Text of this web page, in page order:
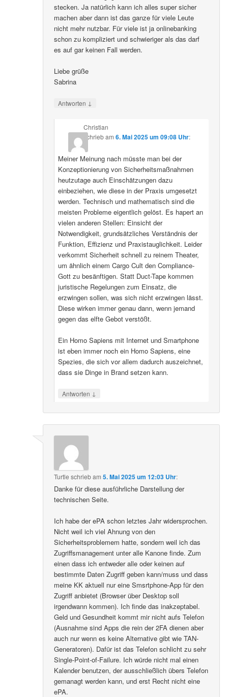
stecken. Ja natürlich kann ich alles super sicher
machen aber dann ist das ganze für viele Leute
nicht mehr nutzbar. Für viele ist ja onlinebanking
schon zu kompliziert und schwieriger als das darf
es auf gar keinen Fall werden.
Liebe grüße
Sabrina
Antworten ↓
Christian
schriebam 6. Mai 2025 um 09:08 Uhr:
Meiner Meinung nach müsste man bei der
Konzeptionierung von Sicherheitsmaßnahmen
heutzutage auch Einschätzungen dazu
einbeziehen, wie diese in der Praxis umgesetzt
werden. Technisch und mathematisch sind die
meisten Probleme eigentlich gelöst. Es hapert an
vielen anderen Stellen: Einsicht der
Notwendigkeit, grundsätzliches Verständnis der
Funktion, Effizienz und Praxistauglichkeit. Leider
verkommt Sicherheit schnell zu reinem Theater,
um ähnlich einem Cargo Cult den Compliance-
Gott zu besänftigen. Statt Duct-Tape kommen
juristische Regelungen zum Einsatz, die
erzwingen sollen, was sich nicht erzwingen lässt.
Diese wirken immer genau dann, wenn jemand
gegen das elfte Gebot verstößt.
Ein Homo Sapiens mit Internet und Smartphone
ist eben immer noch ein Homo Sapiens, eine
Spezies, die sich vor allem dadurch auszeichnet,
dass sie Dinge in Brand setzen kann.
Antworten ↓
Turtle schriebam5. Mai 2025 um 12:03 Uhr:
Danke für diese ausführliche Darstellung der
technischen Seite.
Ich habe der ePA schon letztes Jahr widersprochen.
Nicht weil ich viel Ahnung von den
Sicherheitsproblemem hatte, sondern weil ich das
Zugriffsmanagement unter alle Kanone finde. Zum
einen dass ich entweder alle oder keinen auf
bestimmte Daten Zugriff geben kann/muss und dass
meine KK aktuell nur eine Smsrtphone-App für den
Zugriff anbietet (Browser über Desktop soll
irgendwann kommen). Ich finde das inakzeptabel.
Geld und Gesundheit kommt mir nicht aufs Telefon
(Ausnahme sind Apps die rein der 2FA dienen aber
auch nur wenn es keine Alternative gibt wie TAN-
Generatoren). Dafür ist das Telefon schlicht zu sehr
Single-Point-of-Failure. Ich würde nicht mal einen
Kalender benutzen, der ausschließlich übers Telefon
gemanagt werden kann, und erst Recht nicht eine
ePA.